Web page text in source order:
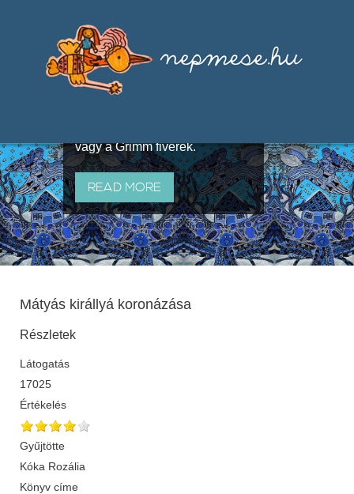
útján terjedő elbeszélésekből,
melyeket olyan ismert gyűjtők
állítottak össze, mint Benedek
vagy a Grimm fivérek.
READ MORE
Mátyás királlyá koronázása
Részletek
Látogatás
17025
Értékelés
Gyűjtötte
Kóka Rozália
Könyv címe